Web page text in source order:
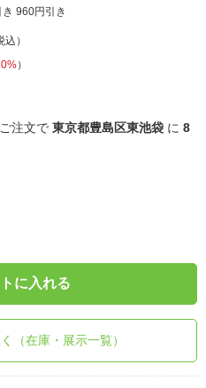
960円引き
込）
）
注文で 東京都豊島区東池袋 に 8
に入れる
（在庫・展示一覧）